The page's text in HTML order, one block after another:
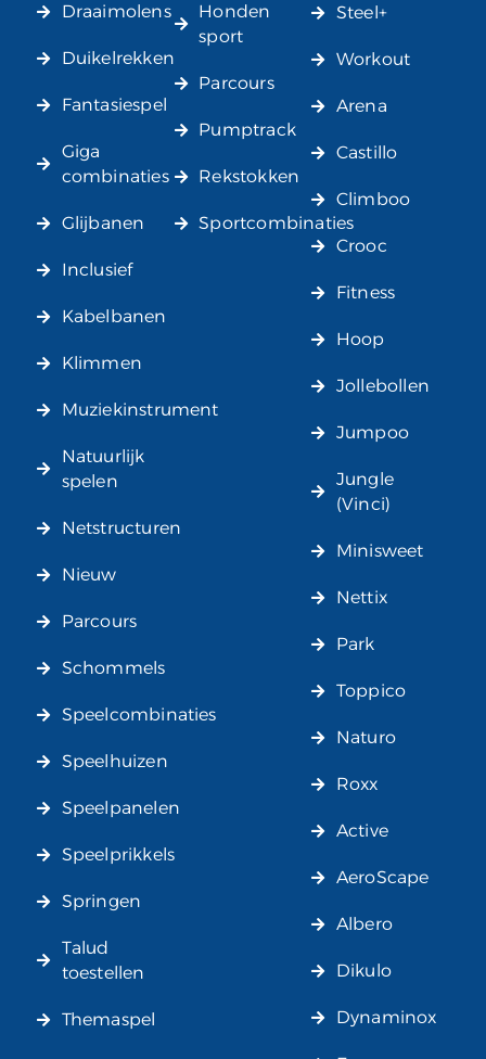
Draaimolens
Duikelrekken
Fantasiespel
Giga
combinaties
Glijbanen
Inclusief
Kabelbanen
Klimmen
Muziekinstrument
Natuurlijk
spelen
Netstructuren
Nieuw
Parcours
Schommels
Speelcombinaties
Speelhuizen
Speelpanelen
Speelprikkels
Springen
Talud
toestellen
Themaspel
Honden
sport
Parcours
Pumptrack
Rekstokken
Sportcombinaties
Steel+
Workout
Arena
Castillo
Climboo
Crooc
Fitness
Hoop
Jollebollen
Jumpoo
Jungle
(Vinci)
Minisweet
Nettix
Park
Toppico
Naturo
Roxx
Active
AeroScape
Albero
Dikulo
Dynaminox